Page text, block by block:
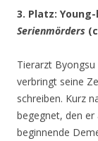
3. Platz:
Serienmörders
Tierarzt Byongsu
verbringt seine
schreiben. Kurz
begegnet, den er
beginnende